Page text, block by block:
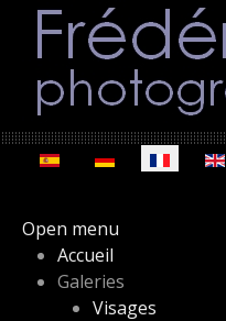
Sélectionnez votre langue
Open menu
Accueil
Galeries
Visages